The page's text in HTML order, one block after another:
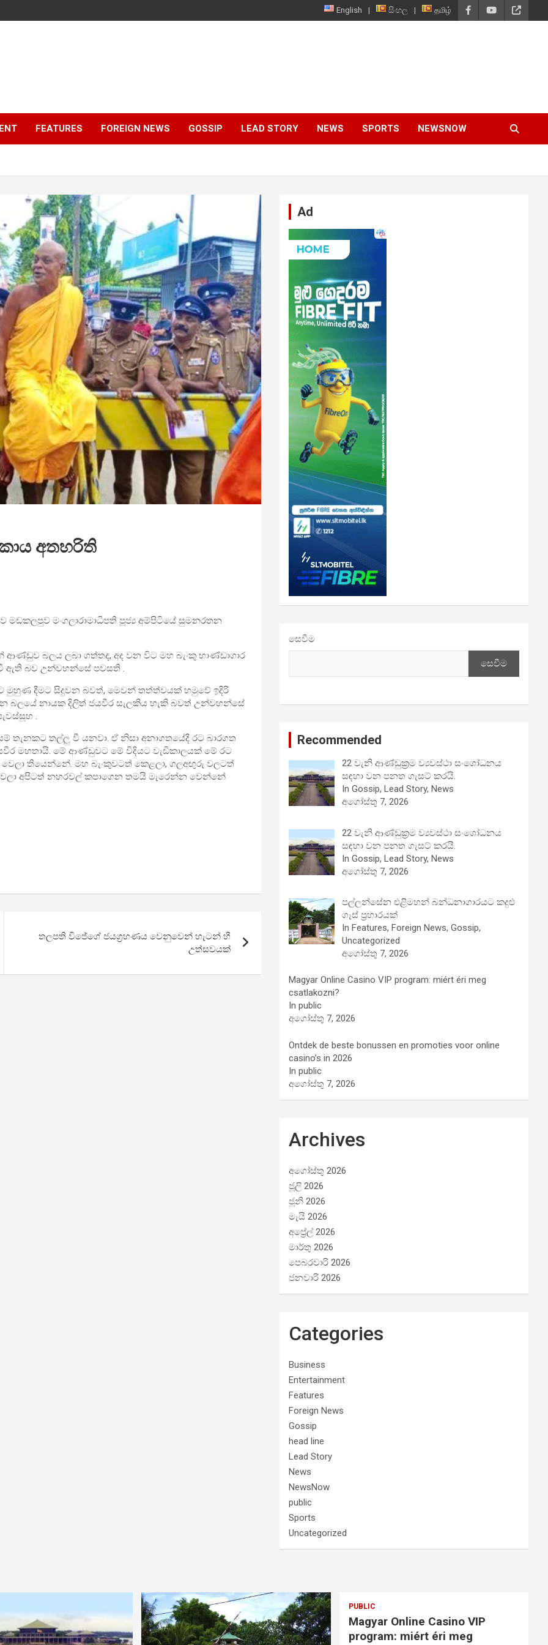
English සිංහල தமிழ்
FEATURES FOREIGN NEWS GOSSIP LEAD STORY NEWS SPORTS NEWSNOW
අතහරිති
මංගලාරාමාධිපති පූජ්‍ය අම්පිටියේ සුමනරතන
බලය ලබා ගත්තද, අද වන විට මහ බැංකු භාණ්ඩාගාර
ඇති බව උන්වහන්සේ පවසති .
මුහුණ දීමට සිදුවන බවත්, මෙවන් තත්ත්වයක් හමුවේ ඉදිරි
බලයේ නායක දිලිත් ජයවීර සැලකිය හැකි බවත් උන්වහන්සේ
.
තැනකට තල්ලු වී යනවා. ඒ නිසා අනාගතයේදී රට බාරගත
මහතායි. මේ ආණ්ඩුවට මේ විදියට වැඩිකාලයක් මේ රට
තියෙන්නේ. මහ බැංකුවටත් කෙළලා, ගලඅඟුරු වලටත්
අපිටත් නහරවල් කපාගෙන තමයි මැරෙන්න වෙන්නේ
තලපති විජේගේ ජයග්‍රහණය වෙනුවෙන් හැටන් හී
උත්සවයක්
Ad
සෙවීම
සෙවීම
Recommended
22 වැනි ආණ්ඩුක්‍රම ව්‍යවස්ථා සංශෝධනය
සඳහා වන පනත ගැසට් කරයි.
In Gossip, Lead Story, News
අගෝස්තු 7, 2026
22 වැනි ආණ්ඩුක්‍රම ව්‍යවස්ථා සංශෝධනය
සඳහා වන පනත ගැසට් කරයි.
In Gossip, Lead Story, News
අගෝස්තු 7, 2026
පල්ලන්සේන එළිමහන් බන්ධනාගාරයට කදුළු
ගෑස් ප්‍රහාරයක්
In Features, Foreign News, Gossip,
Uncategorized
අගෝස්තු 7, 2026
Magyar Online Casino VIP program: miért éri meg
csatlakozni?
In public
අගෝස්තු 7, 2026
Ontdek de beste bonussen en promoties voor online
casino’s in 2026
In public
අගෝස්තු 7, 2026
Archives
අගෝස්තු 2026
ජූලි 2026
ජූනි 2026
මැයි 2026
අප්‍රේල් 2026
මාර්තු 2026
පෙබරවාරි 2026
ජනවාරි 2026
Categories
Business
Entertainment
Features
Foreign News
Gossip
head line
Lead Story
News
NewsNow
public
Sports
Uncategorized
PUBLIC
Magyar Online Casino VIP
program: miért éri meg